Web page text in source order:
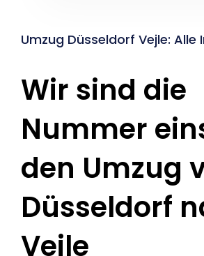
Umzug Düsseldorf Vejle:
Wir sind die
Nummer
den Umzug
Düsseldorf
Vejle